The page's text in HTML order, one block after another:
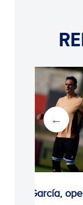
Kike García,